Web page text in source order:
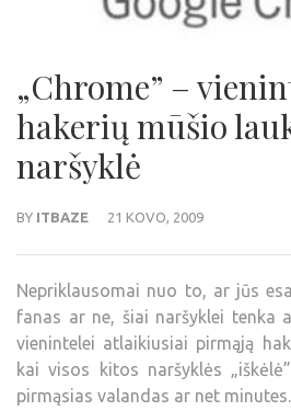
„Chrome” –
hakerių mūšio
naršyklė
BY ITBAZE 21 KOVO, 2009
Nepriklausomai nuo to, ar jūs
fanas ar ne, šiai naršyklei tenka
vienintelei atlaikiusiai pirmąją
kai visos kitos naršyklės
pirmąsias valandas ar net minutes.